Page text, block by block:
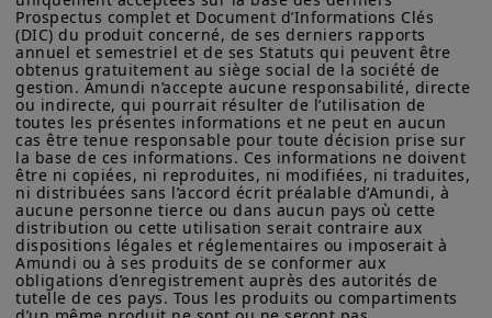
d’investissement quant à l'achat ou à la vente d’un titre, une
offre ou une sollicitation par Amundi Canada ou une de ses
sociétés affiliées de fournir un conseil d'investissement ou un
service financier, juridique, fiscal ou de placement ni d’acheter
ou vendre des titres ou d’autres instruments financiers. Les
informations contenues sur ce site proviennent d’Amundi
Canada ou de sources considérées comme fiables par Amundi
Canada. Amundi Canada n’a pas vérifié indépendamment cette
information, ni n’a mené d’enquête à son égard. Ni Amundi
Canada, ni ses sociétés affiliées, associés, administrateurs,
dirigeants, mandataires, employés ni ses représentants ne
garantissent ni ne déclarent, implicitement ou explicitement,
que les informations fournies sur ce site est exacte, complète
ou à jour. Amundi Canada décline toute responsabilité liée aux
informations contenues sur ce site web.
Prospectus complet et Document d’Informations Clés
(DIC) du produit concerné, de ses derniers rapports
annuel et semestriel et de ses Statuts qui peuvent être
obtenus gratuitement au siège social de la société de
gestion. Amundi n’accepte aucune responsabilité, directe
ou indirecte, qui pourrait résulter de l’utilisation de
toutes les présentes informations et ne peut en aucun
cas être tenue responsable pour toute décision prise sur
la base de ces informations. Ces informations ne doivent
être ni copiées, ni reproduites, ni modifiées, ni traduites,
ni distribuées sans l’accord écrit préalable d’Amundi, à
aucune personne tierce ou dans aucun pays où cette
distribution ou cette utilisation serait contraire aux
dispositions légales et réglementaires ou imposerait à
Amundi ou à ses produits de se conformer aux
obligations d’enregistrement auprès des autorités de
tutelle de ces pays. Tous les produits ou compartiments